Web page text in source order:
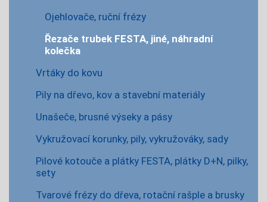
Ojehlovače, ruční frézy
Řezače trubek FESTA, jiné, náhradní
kolečka
Vrtáky do kovu
Pily na dřevo, kov a stavební materiály
Unašeče, brusné výseky a pásy
Vykružovací korunky, pily, vykružováky, sady
Pilové kotouče a plátky FESTA, plátky D+N, pilky,
sety
Tvarové frézy do dřeva, rotační rašple a brusky